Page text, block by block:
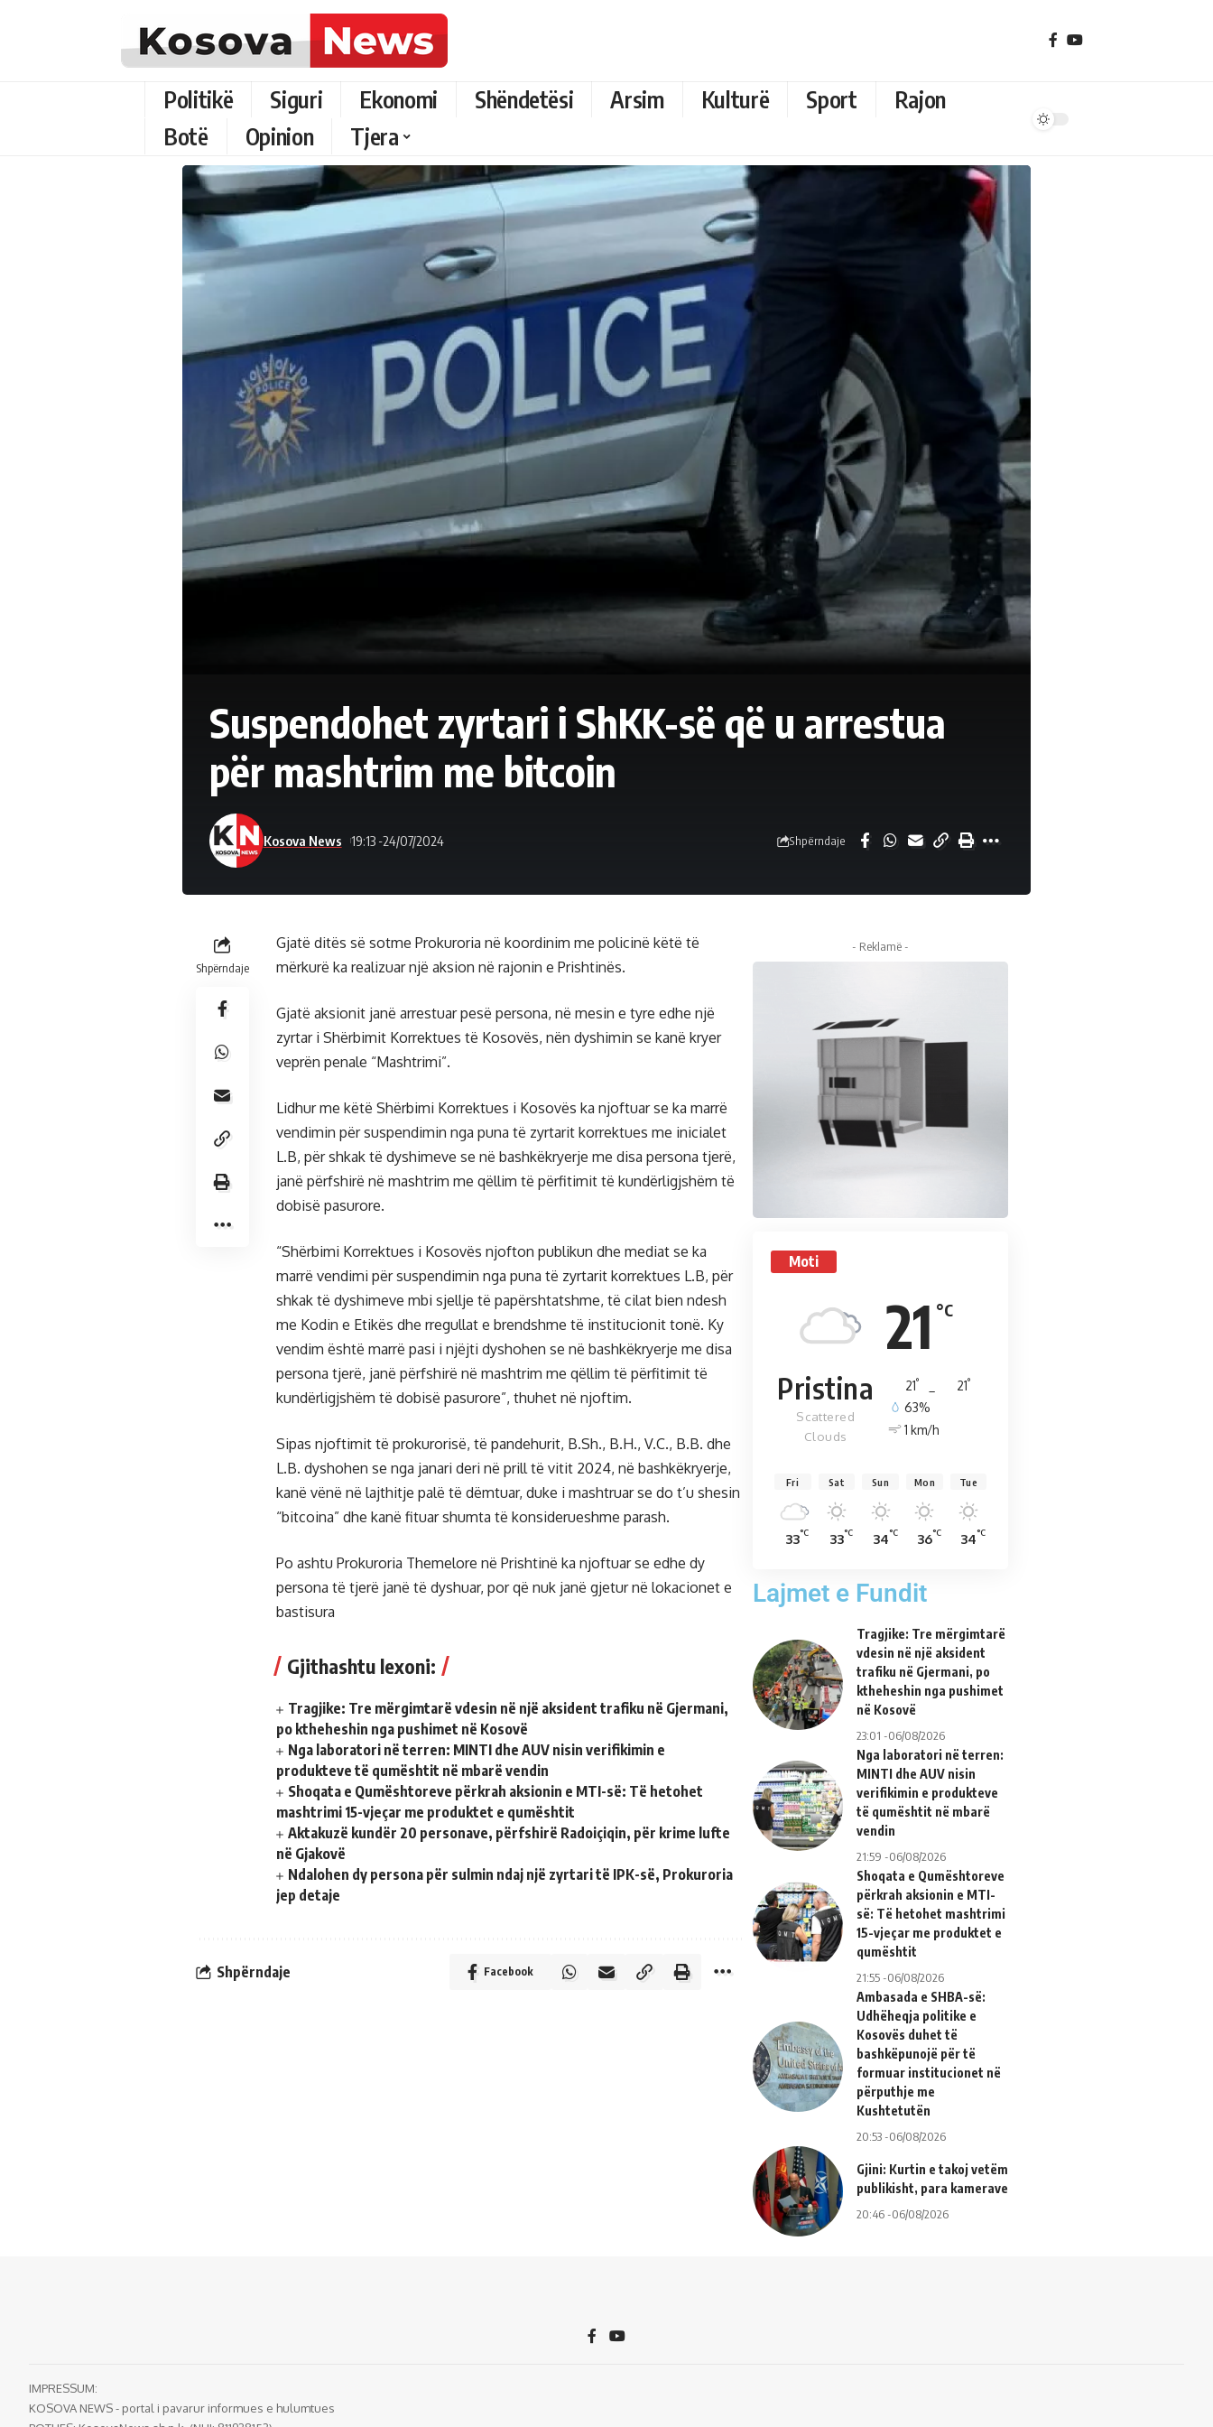
Politikë Siguri Ekonomi Shëndetësi Arsim Kulturë Sport
Rajon
Botë
Opinion Tjera
Suspendohet zyrtari i ShKK-së që u arrestua
për mashtrim me bitcoin
Kosova News 19:13 -24/07/2024 Shpërndaje
Shpërndaje
Gjatë ditës së sotme Prokuroria në koordinim me policinë këtë të
mërkurë ka realizuar një aksion në rajonin e Prishtinës.
Gjatë aksionit janë arrestuar pesë persona, në mesin e tyre edhe një
zyrtar i Shërbimit Korrektues të Kosovës, nën dyshimin se kanë kryer
veprën penale “Mashtrimi”.
Lidhur me këtë Shërbimi Korrektues i Kosovës ka njoftuar se ka marrë
vendimin për suspendimin nga puna të zyrtarit korrektues me inicialet
L.B, për shkak të dyshimeve se në bashkëkryerje me disa persona tjerë,
janë përfshirë në mashtrim me qëllim të përfitimit të kundërligjshëm të
dobisë pasurore.
“Shërbimi Korrektues i Kosovës njofton publikun dhe mediat se ka
marrë vendimi për suspendimin nga puna të zyrtarit korrektues L.B, për
shkak të dyshimeve mbi sjellje të papërshtatshme, të cilat bien ndesh
me Kodin e Etikës dhe rregullat e brendshme të institucionit tonë. Ky
vendim është marrë pasi i njëjti dyshohen se në bashkëkryerje me disa
persona tjerë, janë përfshirë në mashtrim me qëllim të përfitimit të
kundërligjshëm të dobisë pasurore”, thuhet në njoftim.
Sipas njoftimit të prokurorisë, të pandehurit, B.Sh., B.H., V.C., B.B. dhe
L.B. dyshohen se nga janari deri në prill të vitit 2024, në bashkëkryerje,
kanë vënë në lajthitje palë të dëmtuar, duke i mashtruar se do t’u shesin
“bitcoina” dhe kanë fituar shumta të konsiderueshme parash.
Po ashtu Prokuroria Themelore në Prishtinë ka njoftuar se edhe dy
persona të tjerë janë të dyshuar, por që nuk janë gjetur në lokacionet e
bastisura
Gjithashtu lexoni:
Tragjike: Tre mërgimtarë vdesin në një aksident trafiku në Gjermani,
po ktheheshin nga pushimet në Kosovë
Nga laboratori në terren: MINTI dhe AUV nisin verifikimin e
produkteve të qumështit në mbarë vendin
Shoqata e Qumështoreve përkrah aksionin e MTI-së: Të hetohet
mashtrimi 15-vjeçar me produktet e qumështit
Aktakuzë kundër 20 personave, përfshirë Radoiçiqin, për krime lufte
në Gjakovë
Ndalohen dy persona për sulmin ndaj një zyrtari të IPK-së, Prokuroria
jep detaje
Shpërndaje Facebook
- Reklamë -
Moti
21 °C
Pristina
Scattered
Clouds
21° 21°
63%
1 km/h
Fri
33°C
Sat
33°C
Sun
34°C
Mon
36°C
Tue
34°C
Lajmet e Fundit
Tragjike: Tre mërgimtarë
vdesin në një aksident
trafiku në Gjermani, po
ktheheshin nga pushimet
në Kosovë
23:01 -06/08/2026
Nga laboratori në terren:
MINTI dhe AUV nisin
verifikimin e produkteve
të qumështit në mbarë
vendin
21:59 -06/08/2026
Shoqata e Qumështoreve
përkrah aksionin e MTI-
së: Të hetohet mashtrimi
15-vjeçar me produktet e
qumështit
21:55 -06/08/2026
Ambasada e SHBA-së:
Udhëheqja politike e
Kosovës duhet të
bashkëpunojë për të
formuar institucionet në
përputhje me
Kushtetutën
20:53 -06/08/2026
Gjini: Kurtin e takoj vetëm
publikisht, para kamerave
20:46 -06/08/2026
IMPRESSUM:
KOSOVA NEWS - portal i pavarur informues e hulumtues